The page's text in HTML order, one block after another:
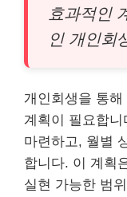
효과적인
인 개인회
개인회생을 통
계획이 필요합니
마련하고, 월별
합니다. 이 계획
실현 가능한 범